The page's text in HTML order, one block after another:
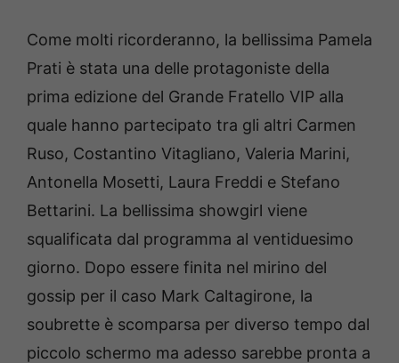
Come molti ricorderanno, la bellissima Pamela
Prati è stata una delle protagoniste della
prima edizione del Grande Fratello VIP alla
quale hanno partecipato tra gli altri Carmen
Ruso, Costantino Vitagliano, Valeria Marini,
Antonella Mosetti, Laura Freddi e Stefano
Bettarini. La bellissima showgirl viene
squalificata dal programma al ventiduesimo
giorno. Dopo essere finita nel mirino del
gossip per il caso Mark Caltagirone, la
soubrette è scomparsa per diverso tempo dal
piccolo schermo ma adesso sarebbe pronta a